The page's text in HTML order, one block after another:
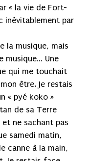
« la vie de Fort-
inévitablement par
la musique, mais
musique… Une
qui me touchait
être. Je restais
« pyé koko »
de sa Terre
ne sachant pas
samedi matin,
canne à la main,